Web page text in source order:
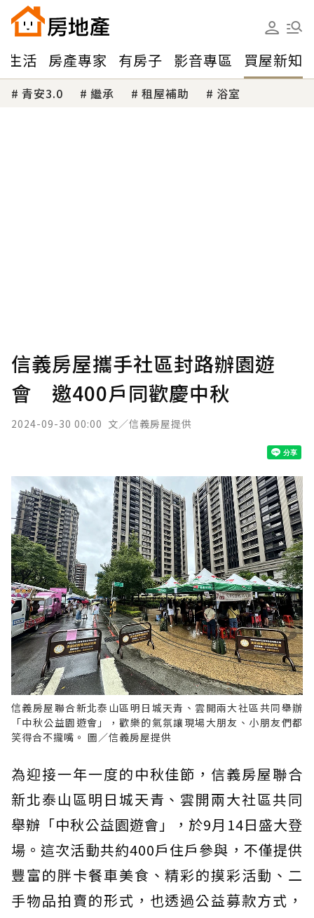
生活 房產專家 有房子 影音專區 買屋新知
青安3.0 繼承 租屋補助 浴室
信義房屋攜手社區封路辦園遊
會 邀400戶同歡慶中秋
2024-09-30 00:00 文／信義房屋提供
信義房屋聯合新北泰山區明日城天青、雲開兩大社區共同舉辦
「中秋公益園遊會」，歡樂的氣氛讓現場大朋友、小朋友們都
笑得合不攏嘴。 圖／信義房屋提供
為迎接一年一度的中秋佳節，信義房屋聯合
新北泰山區明日城天青、雲開兩大社區共同
舉辦「中秋公益園遊會」，於9月14日盛大登
場。這次活動共約400戶住戶參與，不僅提供
豐富的胖卡餐車美食、精彩的摸彩活動、二
手物品拍賣的形式，也透過公益募款方式，